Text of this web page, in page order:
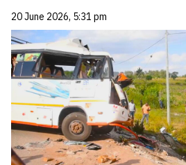
20 June 2026, 5:31 pm